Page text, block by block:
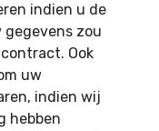
indien u de
zou
Ook
uw
indien wij
hebben